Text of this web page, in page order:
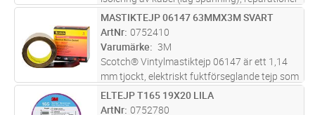
och buntning. Tejp för yrkesanvändning har
bra prestanda och är lämplig för inomhus-
och utomhusbruk.
ST Lägg i kundvagn
MASTIKTEJP 06147 63MMX3M SVART
ArtNr 0752410
Varumärke
3M
Scotch® Vintylmastiktejp 06147 är ett 1,14
mm tjockt, elektriskt fuktförseglande tejp som
används för att täta elektriska anslutningar
upp till 600V. Tejpen är tillverkad av slitstark
ST Lägg i kundvagn
ELTEJP T165 19X20 LILA
ArtNr 0752780